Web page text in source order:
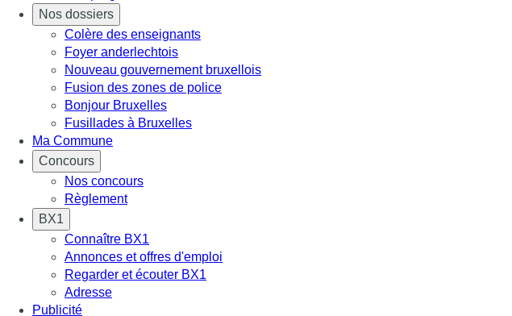
Nos dossiers
Colère des enseignants
Foyer anderlechtois
Nouveau gouvernement bruxellois
Fusion des zones de police
Bonjour Bruxelles
Fusillades à Bruxelles
Ma Commune
Concours
Nos concours
Règlement
BX1
Connaître BX1
Annonces et offres d'emploi
Regarder et écouter BX1
Adresse
Publicité